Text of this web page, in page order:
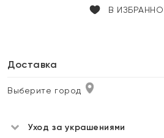
В
Доставка
Выберите город
Уход за украшениями